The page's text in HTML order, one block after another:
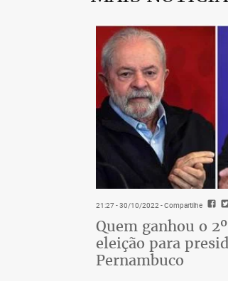
21:27 - 30/10/2022- Compartilhe
Quem ganhou o
eleição para
Pernambuco